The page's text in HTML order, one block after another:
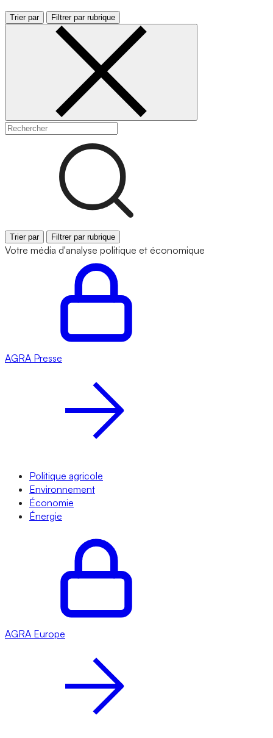
Trier par Filtrer par rubrique
Trier par Filtrer par rubrique
Votre média d'analyse politique et économique
AGRA Presse
Politique agricole
Environnement
Économie
Énergie
AGRA Europe